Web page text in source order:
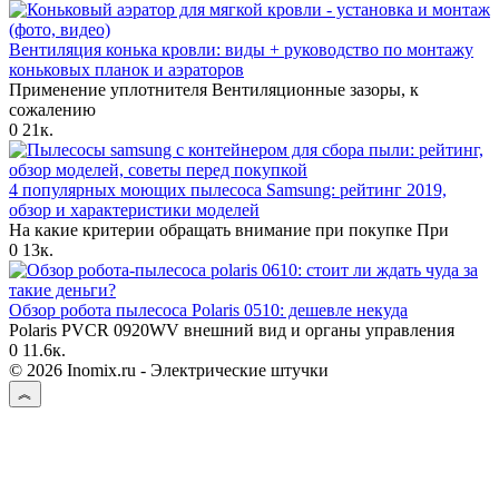
Вентиляция конька кровли: виды + руководство по монтажу
коньковых планок и аэраторов
Применение уплотнителя Вентиляционные зазоры, к
сожалению
0 21к.
4 популярных моющих пылесоса Samsung: рейтинг 2019,
обзор и характеристики моделей
На какие критерии обращать внимание при покупке При
0 13к.
Обзор робота пылесоса Polaris 0510: дешевле некуда
Polaris PVCR 0920WV внешний вид и органы управления
0 11.6к.
© 2026 Inomix.ru - Электрические штучки